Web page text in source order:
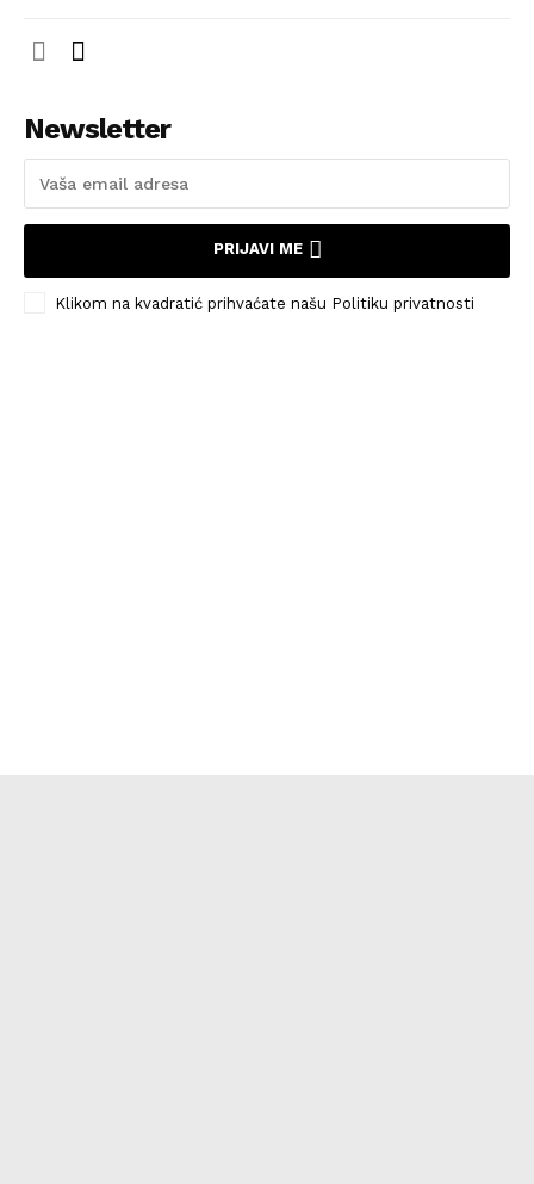
Newsletter
PRIJAVI ME
Klikom na kvadratić prihvaćate našu Politiku privatnosti